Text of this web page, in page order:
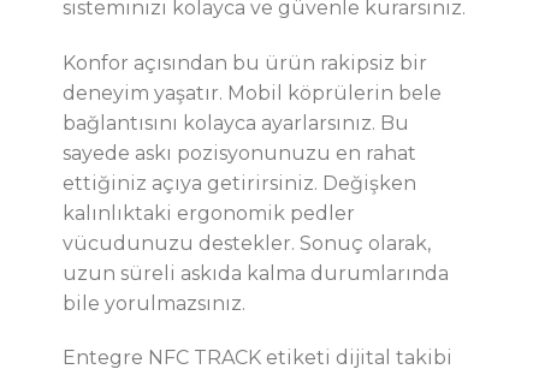
sisteminizi kolayca ve güvenle kurarsınız.
Konfor açısından bu ürün rakipsiz bir
deneyim yaşatır. Mobil köprülerin bele
bağlantısını kolayca ayarlarsınız. Bu
sayede askı pozisyonunuzu en rahat
ettiğiniz açıya getirirsiniz. Değişken
kalınlıktaki ergonomik pedler
vücudunuzu destekler. Sonuç olarak,
uzun süreli askıda kalma durumlarında
bile yorulmazsınız.
Entegre NFC TRACK etiketi dijital takibi